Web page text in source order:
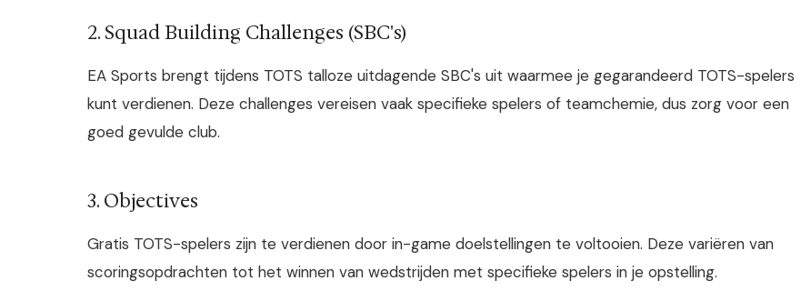
2. Squad Building Challenges (SBC's)
EA Sports brengt tijdens TOTS talloze uitdagende SBC's uit waarmee je gegarandeerd TOTS-spelers
kunt verdienen. Deze challenges vereisen vaak specifieke spelers of teamchemie, dus zorg voor een
goed gevulde club.
3. Objectives
Gratis TOTS-spelers zijn te verdienen door in-game doelstellingen te voltooien. Deze variëren van
scoringsopdrachten tot het winnen van wedstrijden met specifieke spelers in je opstelling.